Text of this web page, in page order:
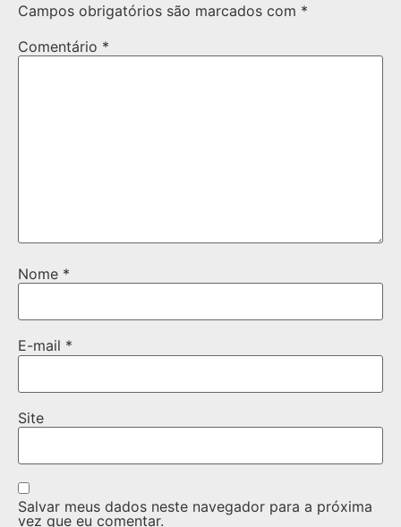
Campos obrigatórios são marcados com *
Comentário *
Nome *
E-mail *
Site
Salvar meus dados neste navegador para a próxima
vez que eu comentar.